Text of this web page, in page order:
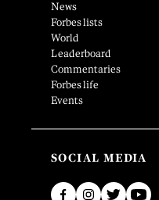
News
Forbes lists
World
Leaderboard
Commentaries
Forbes life
Events
SOCIAL MEDIA